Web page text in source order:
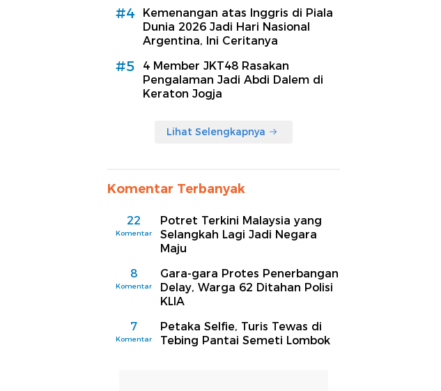
#4
Kemenangan atas Inggris di Piala
Dunia 2026 Jadi Hari Nasional
Argentina, Ini Ceritanya
#5
4 Member JKT48 Rasakan
Pengalaman Jadi Abdi Dalem di
Keraton Jogja
Lihat Selengkapnya
Komentar Terbanyak
22
Komentar
Potret Terkini Malaysia yang
Selangkah Lagi Jadi Negara
Maju
8
Komentar
Gara-gara Protes Penerbangan
Delay, Warga 62 Ditahan Polisi
KLIA
7
Komentar
Petaka Selfie, Turis Tewas di
Tebing Pantai Semeti Lombok